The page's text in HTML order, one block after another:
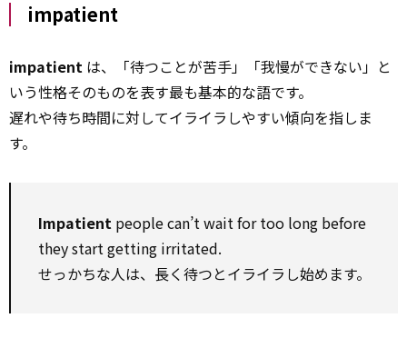
impatient
impatient は、「待つことが苦手」「我慢ができない」と
いう性格そのものを表す最も基本的な語です。
遅れや待ち時間に対してイライラしやすい傾向を指しま
す。
Impatient people can’t wait for too long before
they start getting irritated.
せっかちな人は、長く待つとイライラし始めます。